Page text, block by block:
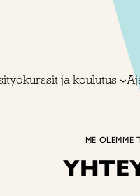
ja koulutus
ME OLEMME